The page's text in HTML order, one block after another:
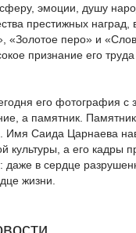
эмоции, душу
престижных наград,
«Золотое перо» и
признание его
его фотография с
а памятник.
Имя Саида Царнаева
культуры, а его кадры
даже в сердце
жизни.